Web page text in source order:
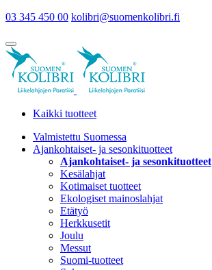
03 345 450 00 kolibri@suomenkolibri.fi
Kaikki tuotteet
Valmistettu Suomessa
Ajankohtaiset- ja sesonkituotteet
Ajankohtaiset- ja sesonkituotteet
Kesälahjat
Kotimaiset tuotteet
Ekologiset mainoslahjat
Etätyö
Herkkusetit
Joulu
Messut
Suomi-tuotteet